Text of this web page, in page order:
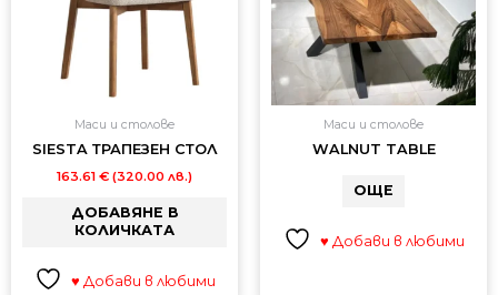
Маси и столове
SIESTA ТРАПЕЗЕН СТОЛ
163.61 € (320.00 лв.)
ДОБАВЯНЕ В
КОЛИЧКАТА
♥ Добави в любими
Маси и столове
WALNUT TABLE
ОЩЕ
♥ Добави в любими